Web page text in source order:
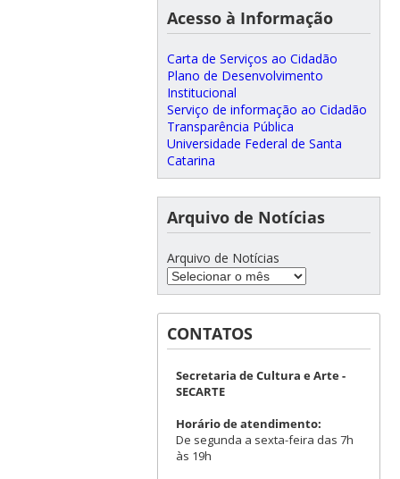
Acesso à Informação
Carta de Serviços ao Cidadão
Plano de Desenvolvimento
Institucional
Serviço de informação ao Cidadão
Transparência Pública
Universidade Federal de Santa
Catarina
Arquivo de Notícias
Arquivo de Notícias
CONTATOS
Secretaria de Cultura e Arte -
SECARTE
Horário de atendimento:
De segunda a sexta-feira das 7h
às 19h